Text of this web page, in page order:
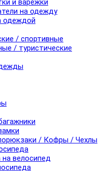
и варежки
на одежду
одеждой
/ спортивные
/ туристические
/ Кофры / Чехлы
велосипед